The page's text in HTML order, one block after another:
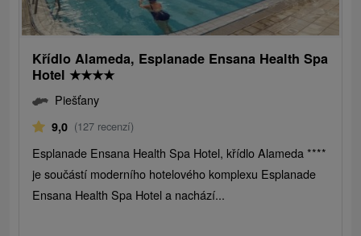
Křídlo Alameda, Esplanade Ensana Health Spa
Hotel ★★★★
Piešťany
9,0 (127 recenzí)
Esplanade Ensana Health Spa Hotel, křídlo Alameda ****
je součástí moderního hotelového komplexu Esplanade
Ensana Health Spa Hotel a nachází...